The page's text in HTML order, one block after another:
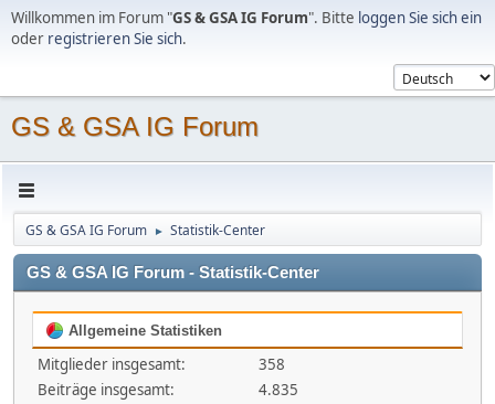
Willkommen im Forum "GS & GSA IG Forum". Bitte loggen Sie sich ein
oder registrieren Sie sich.
GS & GSA IG Forum
GS & GSA IG Forum ► Statistik-Center
GS & GSA IG Forum - Statistik-Center
Allgemeine Statistiken
Mitglieder insgesamt:
358
Beiträge insgesamt:
4.835